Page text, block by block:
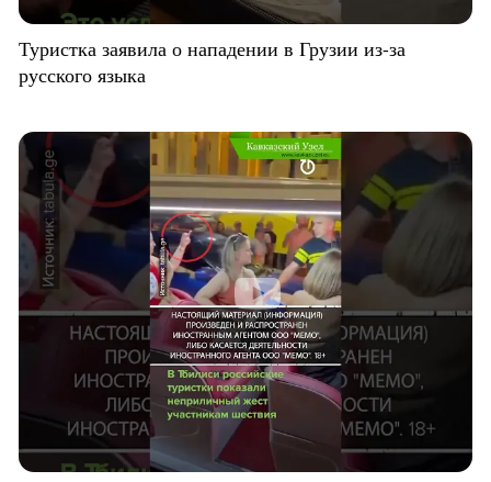
Туристка заявила о нападении в Грузии из-за
русского языка